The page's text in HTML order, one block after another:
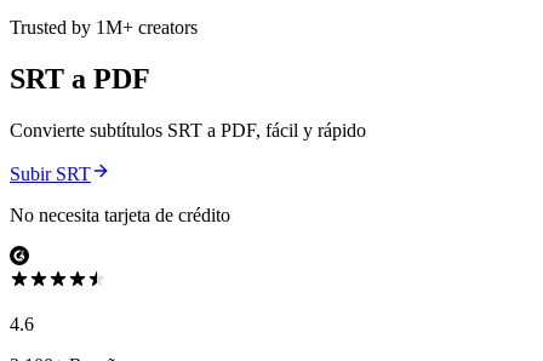
Trusted by 1M+ creators
SRT a PDF
Convierte subtítulos SRT a PDF, fácil y rápido
Subir SRT
No necesita tarjeta de crédito
4.6